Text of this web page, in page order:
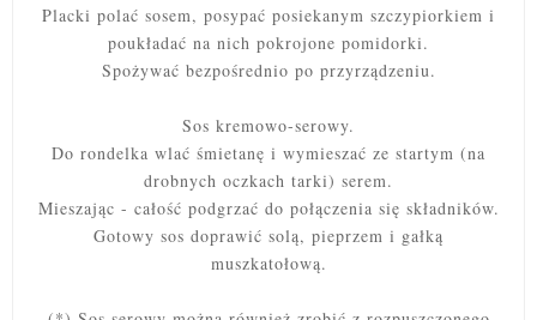
Placki polać sosem, posypać posiekanym szczypiorkiem i
poukładać na nich pokrojone pomidorki.
Spożywać bezpośrednio po przyrządzeniu.
Sos kremowo-serowy.
Do rondelka wlać śmietanę i wymieszać ze startym (na
drobnych oczkach tarki) serem.
Mieszając - całość podgrzać do połączenia się składników.
Gotowy sos doprawić solą, pieprzem i gałką
muszkatołową.